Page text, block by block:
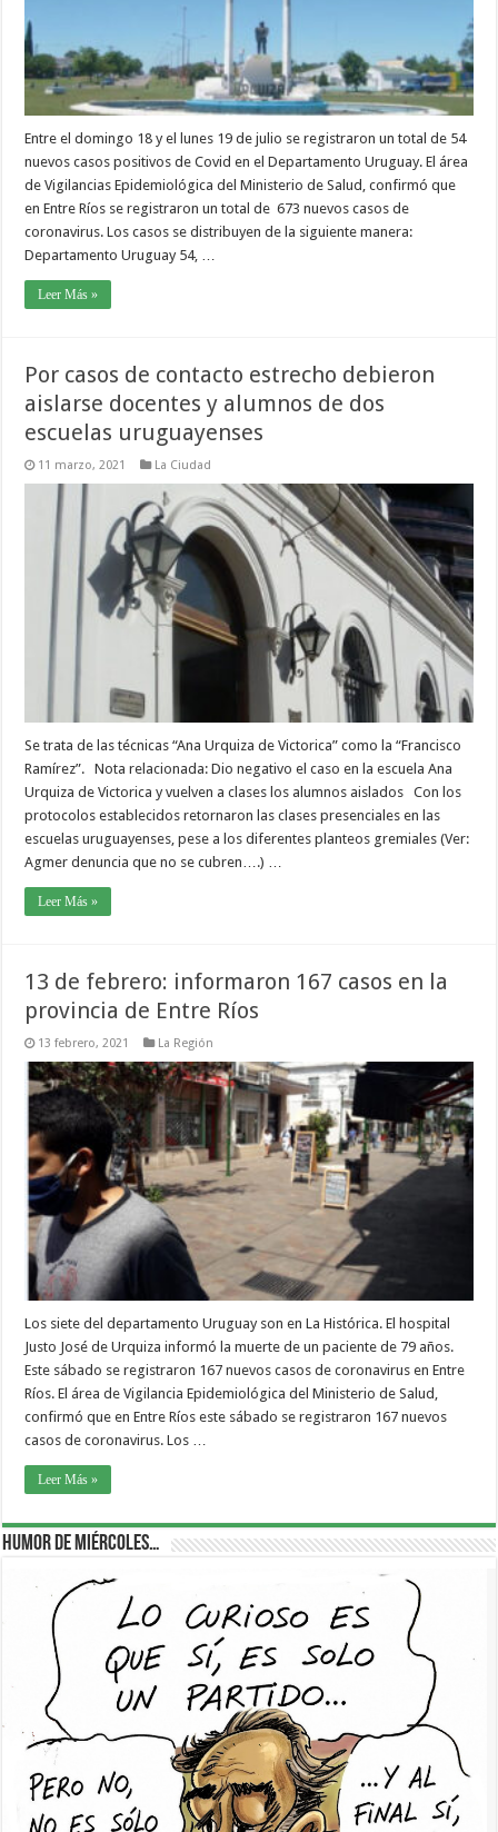
Entre el domingo 18 y el lunes 19 de julio se registraron un total de 54
nuevos casos positivos de Covid en el Departamento Uruguay. El área
de Vigilancias Epidemiológica del Ministerio de Salud, confirmó que
en Entre Ríos se registraron un total de 673 nuevos casos de
coronavirus. Los casos se distribuyen de la siguiente manera:
Departamento Uruguay 54, …
Leer Más »
Por casos de contacto estrecho debieron
aislarse docentes y alumnos de dos
escuelas uruguayenses
11 marzo, 2021 La Ciudad
Se trata de las técnicas “Ana Urquiza de Victorica” como la “Francisco
Ramírez”. Nota relacionada: Dio negativo el caso en la escuela Ana
Urquiza de Victorica y vuelven a clases los alumnos aislados Con los
protocolos establecidos retornaron las clases presenciales en las
escuelas uruguayenses, pese a los diferentes planteos gremiales (Ver:
Agmer denuncia que no se cubren….) …
Leer Más »
13 de febrero: informaron 167 casos en la
provincia de Entre Ríos
13 febrero, 2021 La Región
Los siete del departamento Uruguay son en La Histórica. El hospital
Justo José de Urquiza informó la muerte de un paciente de 79 años.
Este sábado se registraron 167 nuevos casos de coronavirus en Entre
Ríos. El área de Vigilancia Epidemiológica del Ministerio de Salud,
confirmó que en Entre Ríos este sábado se registraron 167 nuevos
casos de coronavirus. Los …
Leer Más »
Humor de Miércoles…